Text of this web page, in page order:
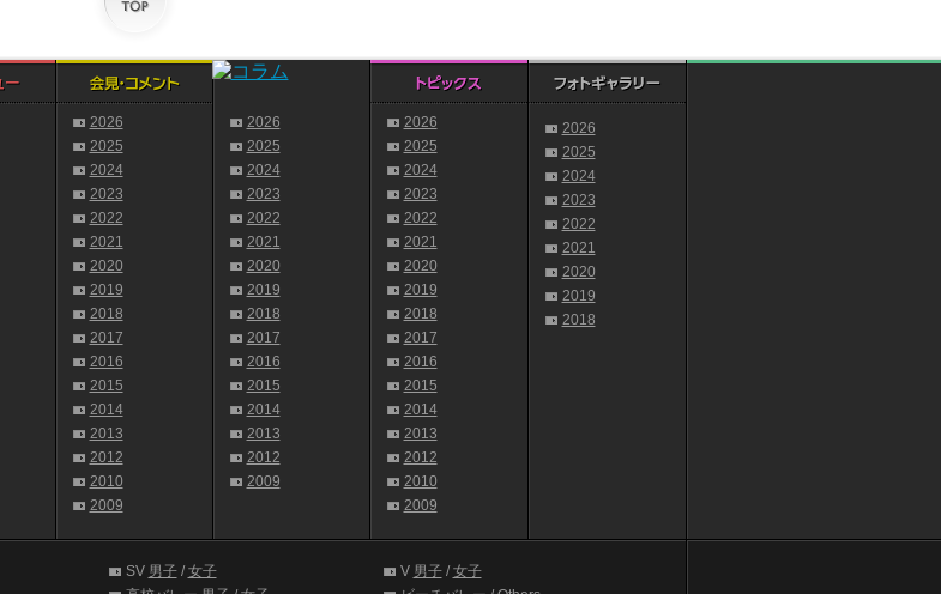
2026
2025
2024
2023
2022
2021
2020
2019
2018
2017
2016
2015
2014
2013
2012
2010
2009
2026
2025
2024
2023
2022
2021
2020
2019
2018
2017
2016
2015
2014
2013
2012
2009
2026
2025
2024
2023
2022
2021
2020
2019
2018
2017
2016
2015
2014
2013
2012
2010
2009
2026
2025
2024
2023
2022
2021
2020
2019
2018
SV 男子/ 女子 V 男子/ 女子